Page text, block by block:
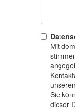
Mit
Sie
dieser